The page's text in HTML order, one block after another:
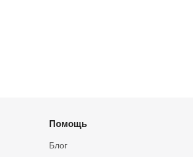
Помощь
Блог